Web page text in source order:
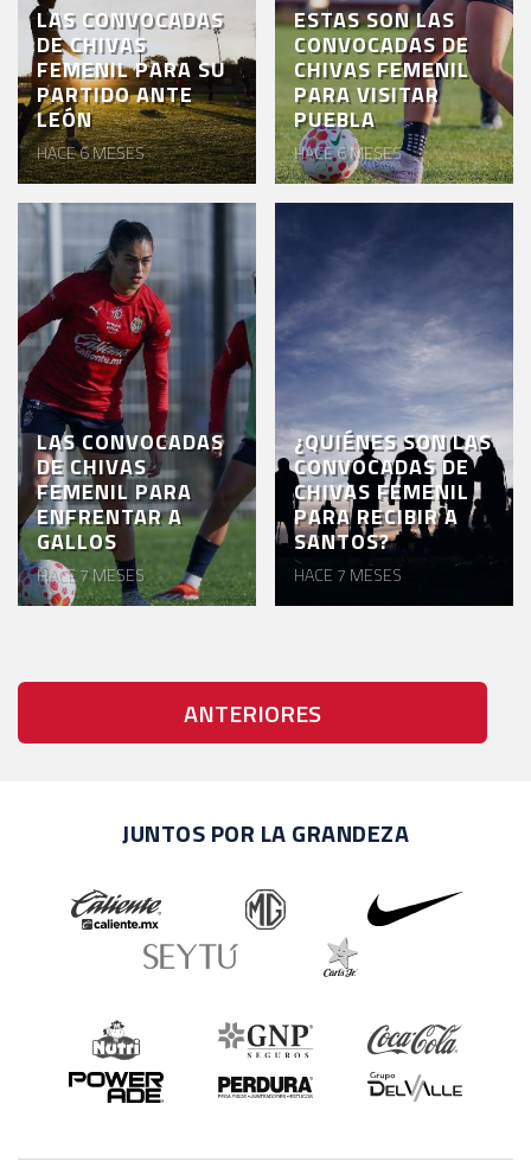
LAS CONVOCADAS
DE CHIVAS
FEMENIL PARA SU
PARTIDO ANTE
LEÓN
HACE 6 MESES
ESTAS SON LAS
CONVOCADAS DE
CHIVAS FEMENIL
PARA VISITAR
PUEBLA
HACE 6 MESES
LAS CONVOCADAS
DE CHIVAS
FEMENIL PARA
ENFRENTAR A
GALLOS
HACE 7 MESES
¿QUIÉNES SON LAS
CONVOCADAS DE
CHIVAS FEMENIL
PARA RECIBIR A
SANTOS?
HACE 7 MESES
ANTERIORES
JUNTOS POR LA GRANDEZA